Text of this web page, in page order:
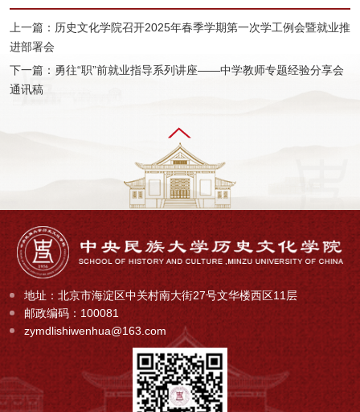
上一篇：历史文化学院召开2025年春季学期第一次学工例会暨就业推
进部署会
下一篇：勇往“职”前就业指导系列讲座——中学教师专题经验分享会
通讯稿
地址：北京市海淀区中关村南大街27号文华楼西区11层
邮政编码：100081
zymdlishiwenhua@163.com